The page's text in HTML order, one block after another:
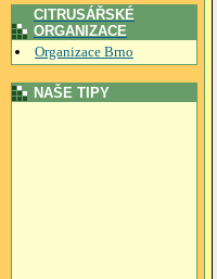
CITRUSÁŘSKÉ
ORGANIZACE
Organizace Brno
NAŠE TIPY